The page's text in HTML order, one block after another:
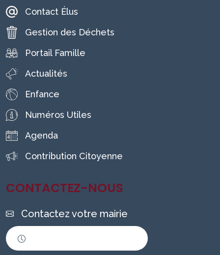
Contact Élus
Gestion des Déchets
Portail Famille
Actualités
Enfance
Numéros Utiles
Agenda
Contribution Citoyenne
CONTACTEZ-NOUS
Contactez votre mairie